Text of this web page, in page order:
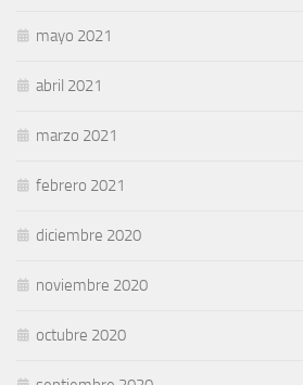
mayo 2021
abril 2021
marzo 2021
febrero 2021
diciembre 2020
noviembre 2020
octubre 2020